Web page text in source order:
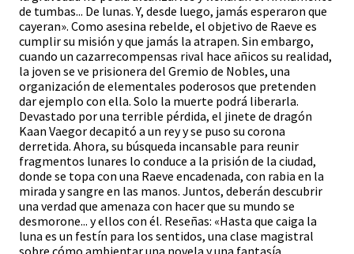
de tumbas... De lunas. Y, desde luego, jamás esperaron que
cayeran». Como asesina rebelde, el objetivo de Raeve es
cumplir su misión y que jamás la atrapen. Sin embargo,
cuando un cazarrecompensas rival hace añicos su realidad,
la joven se ve prisionera del Gremio de Nobles, una
organización de elementales poderosos que pretenden
dar ejemplo con ella. Solo la muerte podrá liberarla.
Devastado por una terrible pérdida, el jinete de dragón
Kaan Vaegor decapitó a un rey y se puso su corona
derretida. Ahora, su búsqueda incansable para reunir
fragmentos lunares lo conduce a la prisión de la ciudad,
donde se topa con una Raeve encadenada, con rabia en la
mirada y sangre en las manos. Juntos, deberán descubrir
una verdad que amenaza con hacer que su mundo se
desmorone... y ellos con él. Reseñas: «Hasta que caiga la
luna es un festín para los sentidos, una clase magistral